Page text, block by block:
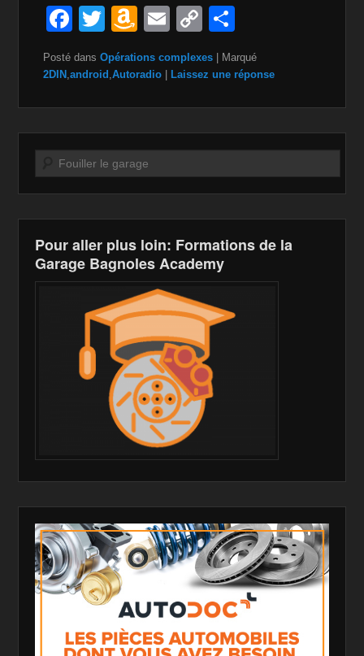
F
a
c
o
o
k
T
wi
tt
A
a
n
W
is
h
Li
st
E
m
ail
C
o
p
n
k
ar
ta
Posté dans Opérations complexes
Marqué
2DIN ,android ,Autoradio Laissez une réponse
Recherche
Pour aller plus loin: Formations de la
Garage Bagnoles Academy